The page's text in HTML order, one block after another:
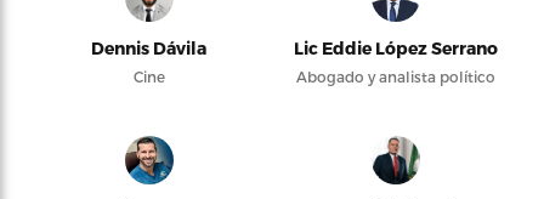
Dennis Dávila
Cine
Lic Eddie López Serrano
Abogado y analista político